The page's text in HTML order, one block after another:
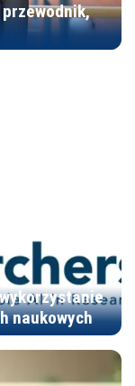
przewodnik,
naukowych